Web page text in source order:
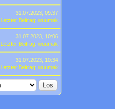
31.07.2023, 09:37
Letzter Beitrag:wuumak
31.07.2023, 10:06
Letzter Beitrag:wuumak
31.07.2023, 10:34
Letzter Beitrag:wuumak